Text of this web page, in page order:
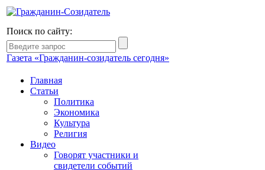
Поиск по сайту:
Газета «Гражданин-созидатель сегодня»
Главная
Статьи
Политика
Экономика
Культура
Религия
Видео
Говорят участники и
свидетели событий